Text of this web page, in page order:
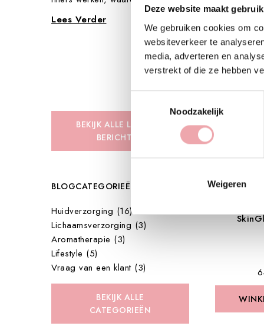
Deze website maakt
We gebruiken cookies om
websiteverkeer te
media, adverteren en
verstrekt of die ze hebben
Noodzakelijk
Weigeren
Lees Verder
BEKIJK ALLE LAATSTE
BERICHTEN
BLOGCATEGORIEËN
Huidverzorging (16)
Lichaamsverzorging (3)
Aromatherapie (3)
Lifestyle (5)
Vraag van een klant (3)
BEKIJK ALLE
CATEGORIEËN
balance -
€